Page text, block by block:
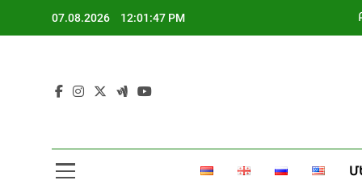
07.08.2026 12:01:48 PM